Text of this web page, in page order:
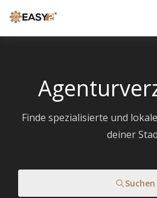
Finde spezialisierte und
deiner
Suchen